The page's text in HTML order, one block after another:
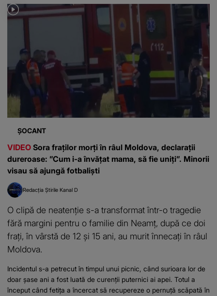
ȘOCANT
VIDEO Sora fraților morți în râul Moldova, declarații
dureroase: ”Cum i-a învățat mama, să fie uniți”. Minorii
visau să ajungă fotbaliști
Redacția Știrile Kanal D
O clipă de neatenție s-a transformat într-o tragedie
fără margini pentru o familie din Neamț, după ce doi
frați, în vârstă de 12 și 15 ani, au murit înnecați în râul
Moldova.
Incidentul s-a petrecut în timpul unui picnic, când surioara lor de
doar șase ani a fost luată de curenții puternici ai apei. Totul a
început când fetița a încercat să recupereze o pernuță scăpată în